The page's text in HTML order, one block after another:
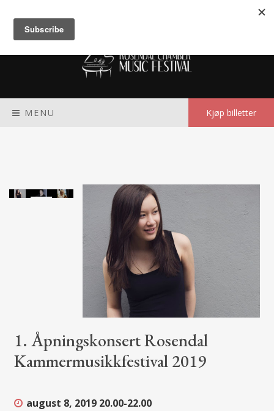
MENU Kjøp billetter
1. Åpningskonsert Rosendal
Kammermusikkfestival 2019
august 8, 2019 20.00-22.00